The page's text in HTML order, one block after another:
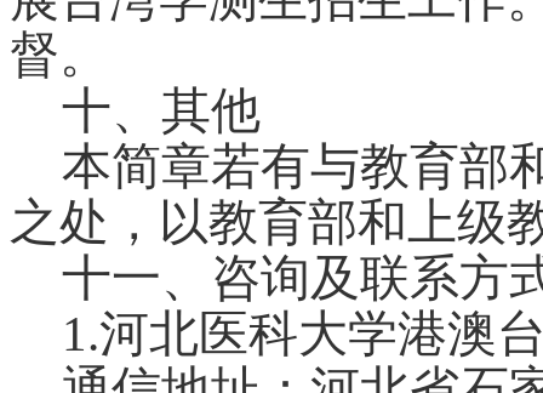
督。
十、其他
本简章若有与教育部
之处，以教育部和上级
十一、咨询及联系方
1.河北医科大学港澳